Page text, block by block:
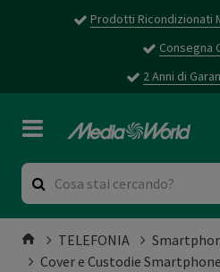
Prodotti Ricondizionati
Consegna
2 Anni di
TELEFONIA
Cover e Custodie Smartphone